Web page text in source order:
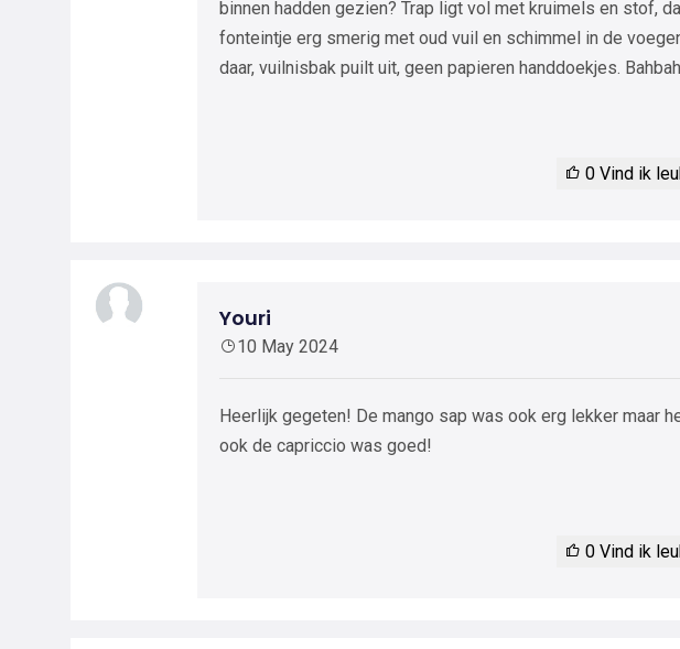
binnen hadden gezien? Trap ligt vol met kruimels en stof,
fonteintje erg smerig met oud vuil en schimmel in de
daar, vuilnisbak puilt uit, geen papieren handdoekjes. Bahbah
0 Vind ik
Youri
10 May 2024
Heerlijk gegeten! De mango sap was ook erg lekker maar
ook de capriccio was goed!
0 Vind ik